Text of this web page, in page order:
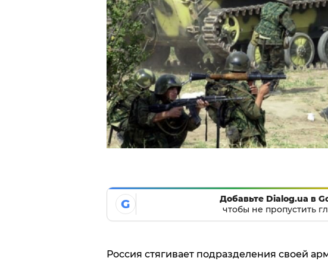
G
Добавьте Dialog.ua в
чтобы не пропустить
Россия стягивает подразделения своей